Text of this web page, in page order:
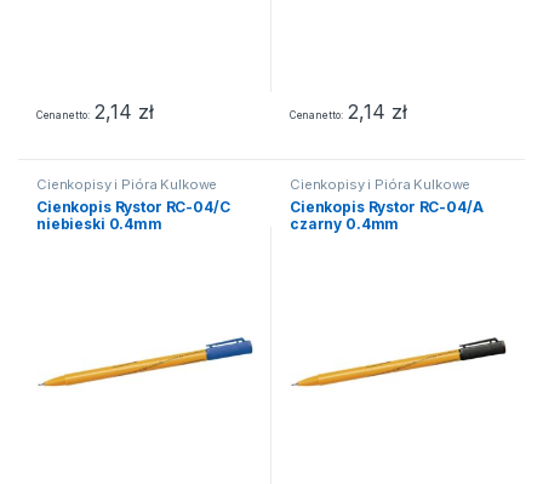
Cena netto 2,14 zł Cena netto 2,14 zł
Cienkopisy i Pióra Kulkowe
Cienkopis Rystor RC-04/C
niebieski 0.4mm
Cienkopisy i Pióra Kulkowe
Cienkopis Rystor RC-04/A
czarny 0.4mm